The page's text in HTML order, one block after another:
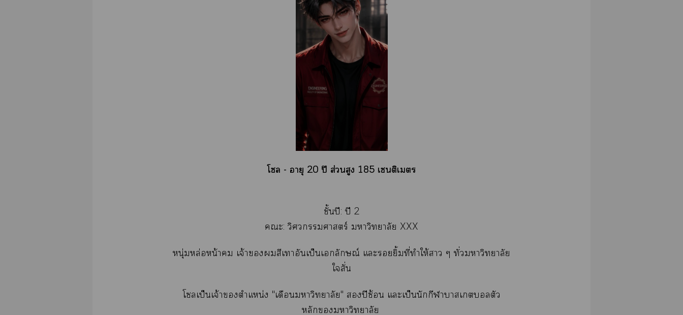
โ - อายุ 20 ปี ส่วนสูง 185 เซนติเมตร
ชั้นปี: ปี 2
ะ: วิศวกรรมศาสตร์ าวิทยาลัย XXX
หนุ่มหล่อหน้า เจ้าสีเาอันเป็นเลักษณ์ แะยิ้มที่ทำให้า ๆ ทั่วาวิทยาลัย
ใสั่น
โเป็นเจ้าตำแหน่ง "เดือนาวิทยาลัย" ปีซ้อน แะเป็นนักกีฬาาเตัว
หลักาวิทยาลัย